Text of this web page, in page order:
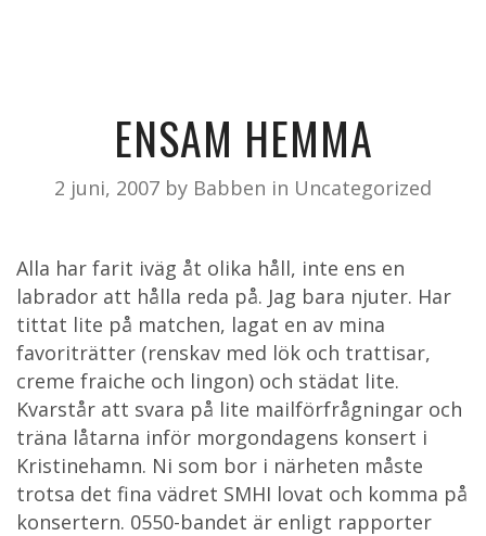
ENSAM HEMMA
2 juni, 2007 by Babben in Uncategorized
Alla har farit iväg åt olika håll, inte ens en
labrador att hålla reda på. Jag bara njuter. Har
tittat lite på matchen, lagat en av mina
favoriträtter (renskav med lök och trattisar,
creme fraiche och lingon) och städat lite.
Kvarstår att svara på lite mailförfrågningar och
träna låtarna inför morgondagens konsert i
Kristinehamn. Ni som bor i närheten måste
trotsa det fina vädret SMHI lovat och komma på
konsertern. 0550-bandet är enligt rapporter